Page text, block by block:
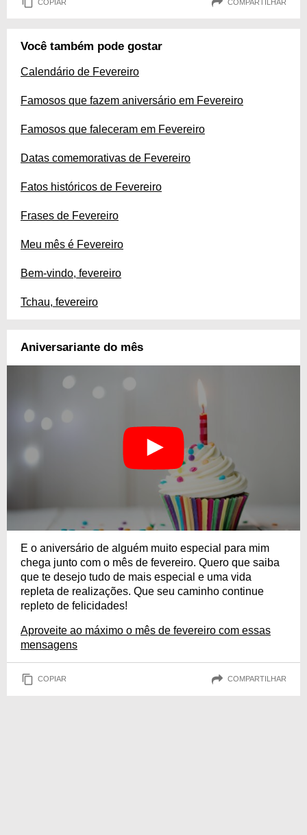
COPIAR COMPARTILHAR
Você também pode gostar
Calendário de Fevereiro
Famosos que fazem aniversário em Fevereiro
Famosos que faleceram em Fevereiro
Datas comemorativas de Fevereiro
Fatos históricos de Fevereiro
Frases de Fevereiro
Meu mês é Fevereiro
Bem-vindo, fevereiro
Tchau, fevereiro
Aniversariante do mês
E o aniversário de alguém muito especial para mim
chega junto com o mês de fevereiro. Quero que saiba
que te desejo tudo de mais especial e uma vida
repleta de realizações. Que seu caminho continue
repleto de felicidades!
Aproveite ao máximo o mês de fevereiro com essas
mensagens
COPIAR COMPARTILHAR